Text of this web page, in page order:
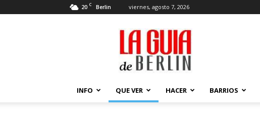
20 C Berlin viernes, agosto 7, 2026
INFO QUE VER HACER BARRIOS